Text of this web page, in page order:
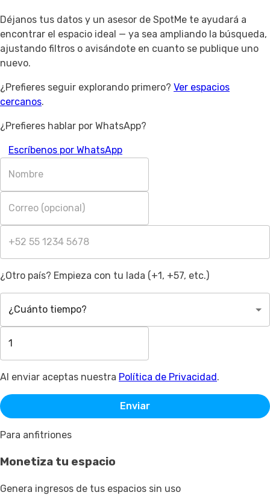
Déjanos tus datos y un asesor de SpotMe te ayudará a
encontrar el espacio ideal — ya sea ampliando la búsqueda,
ajustando filtros o avisándote en cuanto se publique uno
nuevo.
¿Prefieres seguir explorando primero? Ver espacios
cercanos.
¿Prefieres hablar por WhatsApp?
Escríbenos por WhatsApp
¿Otro país? Empieza con tu lada (+1, +57, etc.)
¿Cuánto tiempo?
Al enviar aceptas nuestra Política de Privacidad.
Enviar
Para anfitriones
Monetiza tu espacio
Genera ingresos de tus espacios sin uso